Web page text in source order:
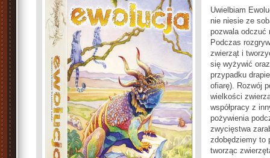
Uwielbiam
nie niesie ze
pozwala odczuć
Podczas
zwierząt i
się wyżywić
przypadku
ofiarę). Rozwój
wielkości
współpracy z
pożywienia
zwycięstwa
zdobędziemy to
tworząc